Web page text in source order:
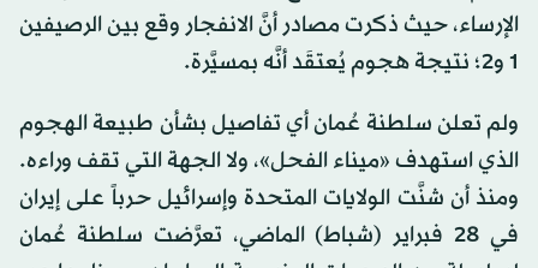
الإرساء، حيث ذكرت مصادر أنَّ الانفجار وقع بين الرصيفين
1 و2؛ نتيجة هجوم يُعتقَد أنَّه بمسيَّرة.
ولم تعلن سلطنة عُمان أي تفاصيل بشأن طبيعة الهجوم
الذي استهدف «ميناء الفحل»، ولا الجهة التي تقف وراءه.
ومنذ أن شنَّت الولايات المتحدة وإسرائيل حرباً على إيران
في 28 فبراير (شباط) الماضي، تعرَّضت سلطنة عُمان